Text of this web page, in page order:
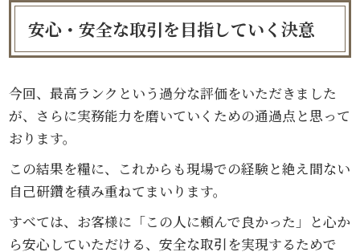
安心・安全な取引を目指していく決意
今回、最高ランクという過分な評価をいただきました
が、さらに実務能力を磨いていくための通過点と思って
おります。
この結果を糧に、これからも現場での経験と絶え間ない
自己研鑽を積み重ねてまいります。
すべては、お客様に「この人に頼んで良かった」と心か
ら安心していただける、安全な取引を実現するためで